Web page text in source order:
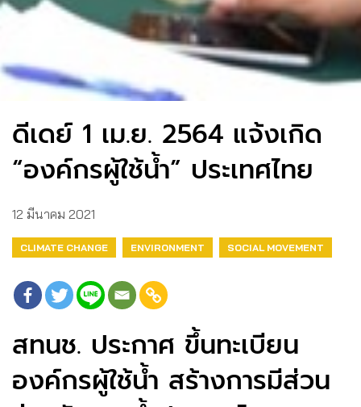
ดีเดย์ 1 เม.ย. 2564 แจ้งเกิด
“องค์กรผู้ใช้น้ำ” ประเทศไทย
12 มีนาคม 2021
CLIMATE CHANGE ENVIRONMENT SOCIAL MOVEMENT
สทนช. ประกาศ ขึ้นทะเบียน
องค์กรผู้ใช้น้ำ สร้างการมีส่วน